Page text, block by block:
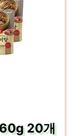
20개